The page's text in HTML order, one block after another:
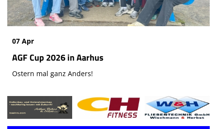
07 Apr
AGF Cup 2026 in Aarhus
Ostern mal ganz Anders!